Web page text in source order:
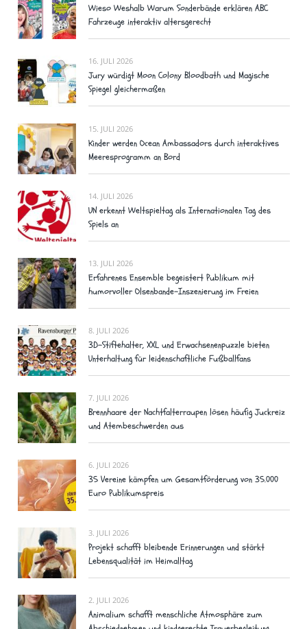
Wieso Weshalb Warum Sonderbände erklären ABC
Fahrzeuge interaktiv altersgerecht
16. JULI 2026
Jury würdigt Moon Colony Bloodbath und Magische
Spiegel gleichermaßen
15. JULI 2026
Kinder werden Ocean Ambassadors durch interaktives
Meeresprogramm an Bord
14. JULI 2026
UN erkennt Weltspieltag als Internationalen Tag des
Spiels an
13. JULI 2026
Erfahrenes Ensemble begeistert Publikum mit
humorvoller Olsenbande-Inszenierung im Freien
8. JULI 2026
3D-Stiftehalter, XXL und Erwachsenenpuzzle bieten
Unterhaltung für leidenschaftliche Fußballfans
7. JULI 2026
Brennhaare der Nachtfalterraupen lösen häufig Juckreiz
und Atembeschwerden aus
6. JULI 2026
35 Vereine kämpfen um Gesamtförderung von 35.000
Euro Publikumspreis
3. JULI 2026
Projekt schafft bleibende Erinnerungen und stärkt
Lebensqualität im Heimalltag
2. JULI 2026
Animalium schafft menschliche Atmosphäre zum